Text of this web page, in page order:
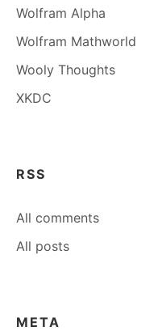
Wolfram Alpha
Wolfram Mathworld
Wooly Thoughts
XKDC
RSS
All comments
All posts
META